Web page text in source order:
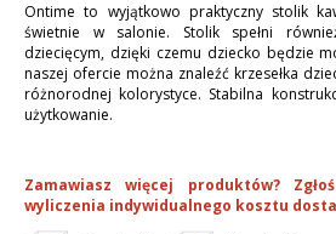
Ontime to wyjątkowo praktyczny stolik
świetnie w salonie. Stolik spełni
dziecięcym, dzięki czemu dziecko będzie
naszej ofercie można znaleźć krzesełka
różnorodnej kolorystyce. Stabilna
użytkowanie.
Zamawiasz więcej produktów?
wyliczenia indywidualnego kosztu